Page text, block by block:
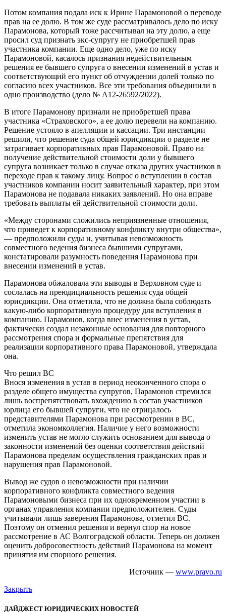
Потом компания подала иск к Ирине Парамоновой о переводе
прав на ее долю. В том же суде рассматривалось дело по иску
Парамонова, который тоже рассчитывал на эту долю, а еще
просил суд признать экс-супругу не приобретшей прав
участника компании. Еще одно дело, уже по иску
Парамоновой, касалось признания недействительным
решения ее бывшего супруга о внесении изменений в устав и
соответствующий его пункт об отчуждении долей только по
согласию всех участников. Все эти требования объединили в
одно производство (дело № А12-26592/2022).
В итоге Парамонову признали не приобретшей права
участника «Страховского», а ее долю перевели на компанию.
Решение устояло в апелляции и кассации. Три инстанции
решили, что решение суда общей юрисдикции о разделе не
затрагивает корпоративных прав Парамоновой. Право на
получение действительной стоимости доли у бывшего
супруга возникает только в случае отказа других участников в
переходе прав к такому лицу. Вопрос о вступлении в состав
участников компании носит заявительный характер, при этом
Парамонова не подавала никаких заявлений. Но она вправе
требовать выплаты ей действительной стоимости доли.
«Между сторонами сложились неприязненные отношения,
что приведет к корпоративному конфликту внутри общества»,
— предположили суды и, учитывая невозможность
совместного ведения бизнеса бывшими супругами,
констатировали разумность поведения Парамонова при
внесении изменений в устав.
Парамонова обжаловала эти выводы в Верховном суде и
сослалась на преюдициальность решения суда общей
юрисдикции. Она отметила, что не должна была соблюдать
какую-либо корпоративную процедуру для вступления в
компанию. Парамонов, когда внес изменения в устав,
фактически создал незаконные основания для повторного
рассмотрения спора и формальные препятствия для
реализации корпоративного права Парамоновой, утверждала
она.
Что решил ВС
Внося изменения в устав в период неоконченного спора о
разделе общего имущества супругов, Парамонов стремился
лишь воспрепятствовать вхождению в состав участников
юрлица его бывшей супруги, что не отрицалось
представителями Парамонова при рассмотрении в ВС,
отметила экономколлегия. Наличие у него возможности
изменить устав не могло служить основанием для вывода о
законности изменений без оценки соответствия действий
Парамонова пределам осуществления гражданских прав и
нарушения прав Парамоновой.
Вывод же судов о невозможности при наличии
корпоративного конфликта совместного ведения
Парамоновыми бизнеса при их одновременном участии в
органах управления компании предположителен. Суды
учитывали лишь заверения Парамонова, отметил ВС.
Поэтому он отменил решения и вернул спор на новое
рассмотрение в АС Волгоградской области. Теперь он должен
оценить добросовестность действий Парамонова на момент
принятия им спорного решения.
Источник — www.pravo.ru
Закрыть
ДАЙДЖЕСТ ЮРИДИЧЕСКИХ НОВОСТЕЙ